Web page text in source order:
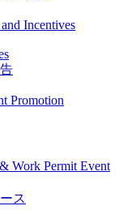
Incentives
Promotion
Work Permit Event
ス